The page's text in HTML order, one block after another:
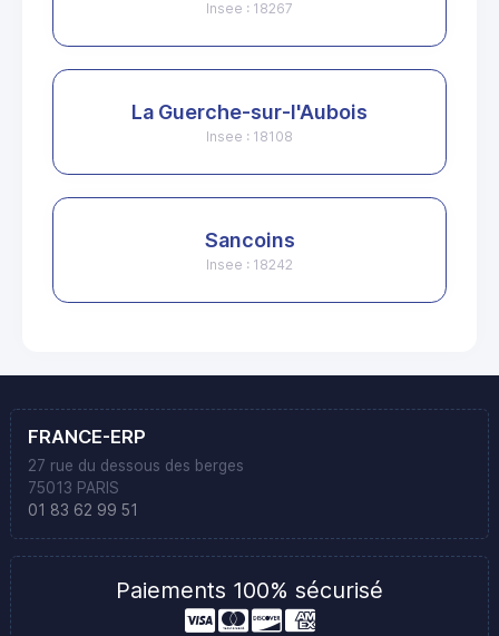
Insee : 18267
La Guerche-sur-l'Aubois
Insee : 18108
Sancoins
Insee : 18242
FRANCE-ERP
27 rue du dessous des berges
75013 PARIS
01 83 62 99 51
Paiements 100% sécurisé